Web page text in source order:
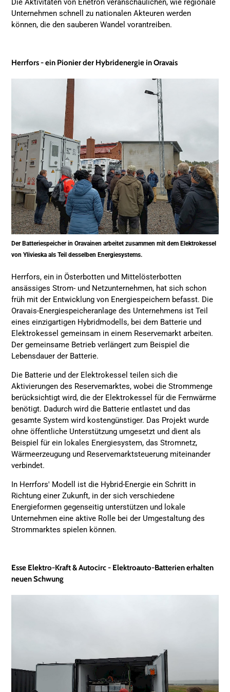
Die Aktivitäten von Enetron veranschaulichen, wie regionale
Unternehmen schnell zu nationalen Akteuren werden
können, die den sauberen Wandel vorantreiben.
Herrfors - ein Pionier der Hybridenergie in Oravais
Der Batteriespeicher in Oravainen arbeitet zusammen mit dem Elektrokessel
von Ylivieska als Teil desselben Energiesystems.
Herrfors, ein in Österbotten und Mittelösterbotten
ansässiges Strom- und Netzunternehmen, hat sich schon
früh mit der Entwicklung von Energiespeichern befasst. Die
Oravais-Energiespeicheranlage des Unternehmens ist Teil
eines einzigartigen Hybridmodells, bei dem Batterie und
Elektrokessel gemeinsam in einem Reservemarkt arbeiten.
Der gemeinsame Betrieb verlängert zum Beispiel die
Lebensdauer der Batterie.
Die Batterie und der Elektrokessel teilen sich die
Aktivierungen des Reservemarktes, wobei die Strommenge
berücksichtigt wird, die der Elektrokessel für die Fernwärme
benötigt. Dadurch wird die Batterie entlastet und das
gesamte System wird kostengünstiger. Das Projekt wurde
ohne öffentliche Unterstützung umgesetzt und dient als
Beispiel für ein lokales Energiesystem, das Stromnetz,
Wärmeerzeugung und Reservemarktsteuerung miteinander
verbindet.
In Herrfors' Modell ist die Hybrid-Energie ein Schritt in
Richtung einer Zukunft, in der sich verschiedene
Energieformen gegenseitig unterstützen und lokale
Unternehmen eine aktive Rolle bei der Umgestaltung des
Strommarktes spielen können.
Esse Elektro-Kraft & Autocirc - Elektroauto-Batterien erhalten
neuen Schwung